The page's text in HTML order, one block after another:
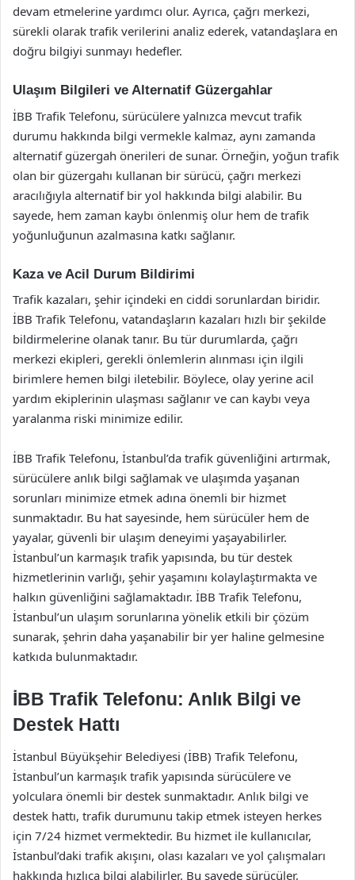
devam etmelerine yardımcı olur. Ayrıca, çağrı merkezi,
sürekli olarak trafik verilerini analiz ederek, vatandaşlara en
doğru bilgiyi sunmayı hedefler.
Ulaşım Bilgileri ve Alternatif Güzergahlar
İBB Trafik Telefonu, sürücülere yalnızca mevcut trafik
durumu hakkında bilgi vermekle kalmaz, aynı zamanda
alternatif güzergah önerileri de sunar. Örneğin, yoğun trafik
olan bir güzergahı kullanan bir sürücü, çağrı merkezi
aracılığıyla alternatif bir yol hakkında bilgi alabilir. Bu
sayede, hem zaman kaybı önlenmiş olur hem de trafik
yoğunluğunun azalmasına katkı sağlanır.
Kaza ve Acil Durum Bildirimi
Trafik kazaları, şehir içindeki en ciddi sorunlardan biridir.
İBB Trafik Telefonu, vatandaşların kazaları hızlı bir şekilde
bildirmelerine olanak tanır. Bu tür durumlarda, çağrı
merkezi ekipleri, gerekli önlemlerin alınması için ilgili
birimlere hemen bilgi iletebilir. Böylece, olay yerine acil
yardım ekiplerinin ulaşması sağlanır ve can kaybı veya
yaralanma riski minimize edilir.
İBB Trafik Telefonu, İstanbul’da trafik güvenliğini artırmak,
sürücülere anlık bilgi sağlamak ve ulaşımda yaşanan
sorunları minimize etmek adına önemli bir hizmet
sunmaktadır. Bu hat sayesinde, hem sürücüler hem de
yayalar, güvenli bir ulaşım deneyimi yaşayabilirler.
İstanbul’un karmaşık trafik yapısında, bu tür destek
hizmetlerinin varlığı, şehir yaşamını kolaylaştırmakta ve
halkın güvenliğini sağlamaktadır. İBB Trafik Telefonu,
İstanbul’un ulaşım sorunlarına yönelik etkili bir çözüm
sunarak, şehrin daha yaşanabilir bir yer haline gelmesine
katkıda bulunmaktadır.
İBB Trafik Telefonu: Anlık Bilgi ve
Destek Hattı
İstanbul Büyükşehir Belediyesi (İBB) Trafik Telefonu,
İstanbul’un karmaşık trafik yapısında sürücülere ve
yolculara önemli bir destek sunmaktadır. Anlık bilgi ve
destek hattı, trafik durumunu takip etmek isteyen herkes
için 7/24 hizmet vermektedir. Bu hizmet ile kullanıcılar,
İstanbul’daki trafik akışını, olası kazaları ve yol çalışmaları
hakkında hızlıca bilgi alabilirler. Bu sayede sürücüler,